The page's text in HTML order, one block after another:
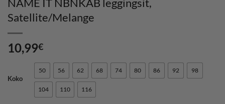
Satellite/Melange
10,99€
Koko
50 56 62 68 74 80 86 92 98
104 110 116